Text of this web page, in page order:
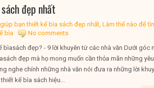
đẹp nhất
bạn thiết kế bìa sách đẹp nhất Làm thế nào để
bìa
No comments
bìasách đẹp? - 9 lời khuyên từ các nhà văn Dưới góc
đẹp mà họ mong muốn cần thỏa mãn những
nghe chính những nhà văn nói đưa ra những lời
kế bìa sách hiệu...